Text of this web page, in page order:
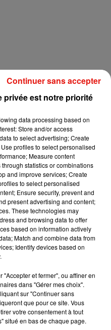
privée est notre priorité
data processing based on
Store and/or access
to select advertising; Create
profiles to select personalised
Measure content
statistics or combinations
and improve services; Create
to select personalised
Ensure security, prevent and
present advertising and content;
These technologies may
and browsing data to offer
based on information actively
Match and combine data from
Identify devices based on
et fermer", ou affiner en
dans "Gérer mes choix".
sur "Continuer sans
que pour ce site. Vous
votre consentement à tout
situé en bas de chaque page.
Continuer sans accepter